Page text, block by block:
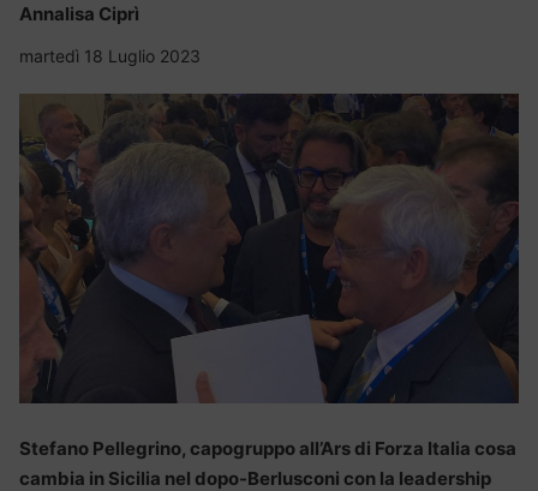
Annalisa Ciprì
martedì 18 Luglio 2023
Stefano Pellegrino, capogruppo all’Ars di Forza Italia cosa
cambia in Sicilia nel dopo-Berlusconi con la leadership